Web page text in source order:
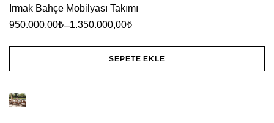
fazla
varyasyonu
var.
sayfasından
Irmak Bahçe Mobilyası Takımı
950.000,00₺–1.350.000,00₺
SEPETE EKLE
ürünün